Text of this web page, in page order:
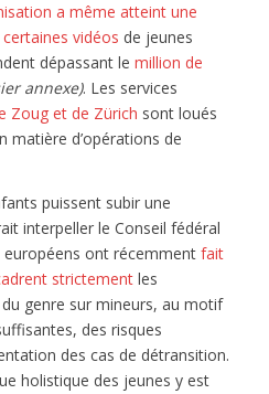
a même atteint une
certaines vidéos de jeunes
dépassant le million de
annexe). Les services
Zoug et de Zürich sont loués
matière d’opérations de
puissent subir une
interpeller le Conseil fédéral
européens ont récemment fait
strictementles
genre sur mineurs, au motif
des risques
des cas de détransition.
holistique des jeunes y est